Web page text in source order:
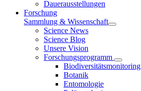
Dauerausstellungen
Forschung
Sammlung & Wissenschaft
Science News
Science Blog
Unsere Vision
Forschungsprogramm
Biodiversitätsmonitoring
Botanik
Entomologie